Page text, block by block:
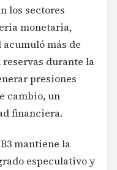
los sectores
monetaria,
acumuló más de
reservas durante la
presiones
cambio, un
financiera.
mantiene la
especulativo y